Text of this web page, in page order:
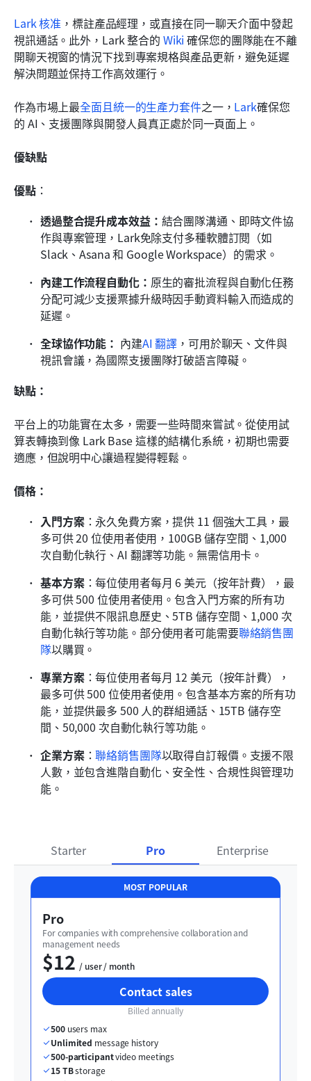
Lark 核准 ，標註產品經理，或直接在同一聊天介面中發起
視訊通話。此外，Lark 整合的 Wiki 確保您的團隊能在不離
開聊天視窗的情況下找到專案規格與產品更新，避免延遲
解決問題並保持工作高效運行。
作為市場上最全面且統一的生產力套件之一， Lark確保您
的 AI、支援團隊與開發人員真正處於同一頁面上。
優缺點
優點：
透過整合提升成本效益： 結合團隊溝通、即時文件協
作與專案管理，Lark免除支付多種軟體訂閱（如
Slack、Asana 和 Google Workspace）的需求。
內建工作流程自動化： 原生的審批流程與自動化任務
分配可減少支援票據升級時因手動資料輸入而造成的
延遲。
全球協作功能： 內建AI 翻譯 ，可用於聊天、文件與
視訊會議，為國際支援團隊打破語言障礙。
缺點：
平台上的功能實在太多，需要一些時間來嘗試。從使用試
算表轉換到像 Lark Base 這樣的結構化系統，初期也需要
適應，但說明中心讓過程變得輕鬆。
價格：
入門方案：永久免費方案，提供 11 個強大工具，最
多可供 20 位使用者使用，100GB 儲存空間、1,000
次自動化執行、AI 翻譯等功能。無需信用卡。
基本方案：每位使用者每月 6 美元（按年計費），最
多可供 500 位使用者使用。包含入門方案的所有功
能，並提供不限訊息歷史、5TB 儲存空間、1,000 次
自動化執行等功能。部分使用者可能需要聯絡銷售團
隊以購買。
專業方案：每位使用者每月 12 美元（按年計費），
最多可供 500 位使用者使用。包含基本方案的所有功
能，並提供最多 500 人的群組通話、15TB 儲存空
間、50,000 次自動化執行等功能。
企業方案：聯絡銷售團隊以取得自訂報價。支援不限
人數，並包含進階自動化、安全性、合規性與管理功
能。
Starter Pro Enterprise
MOST POPULAR
Pro
For companies with comprehensive collaboration and
management needs
$12
  / user / month
Contact sales
Billed annually
500 users max
Unlimited message history
500-participant video meetings
15 TB storage